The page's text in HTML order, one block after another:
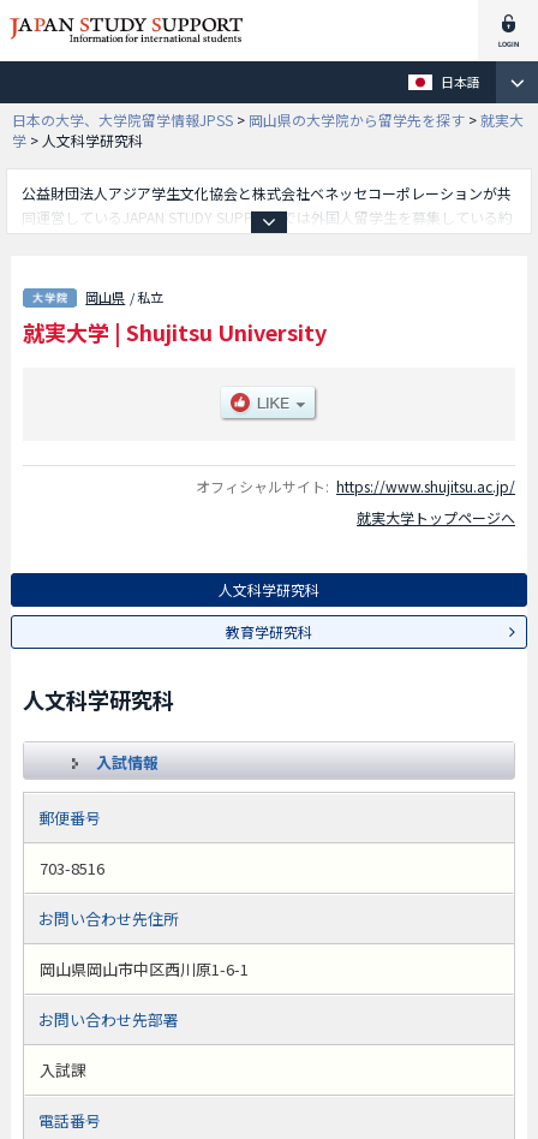
日本語
日本の大学、大学院留学情報JPSS > 岡山県の大学院から留学先を探す >就実大
学 > 人文科学研究科
公益財団法人アジア学生文化協会と株式会社ベネッセコーポレーションが共
同運営しているJAPAN STUDY SUPPORTでは外国人留学生を募集している約
育学研究科等、研究科別情報や、募集定員や合格者数など入試情報、施設案
内、アクセスなど外国人留学生に必要な情報を掲載しているので是非ご利用
ください。
岡山県 / 私立
就実大学 | Shujitsu University
オフィシャルサイト: https://www.shujitsu.ac.jp/
就実大学トップページへ
人文科学研究科
教育学研究科
人文科学研究科
入試情報
郵便番号
703-8516
お問い合わせ先住所
岡山県岡山市中区西川原1-6-1
お問い合わせ先部署
入試課
電話番号